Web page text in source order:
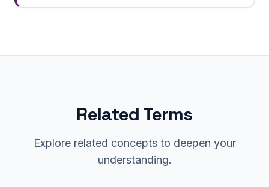
Related Terms
Explore related concepts to deepen your
understanding.